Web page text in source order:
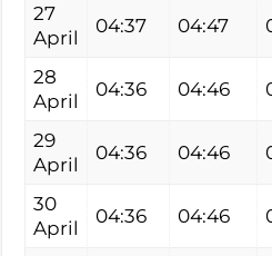
27
April
04:37 04:47
28
April
04:36 04:46
29
April
04:36 04:46
30
April
04:36 04:46